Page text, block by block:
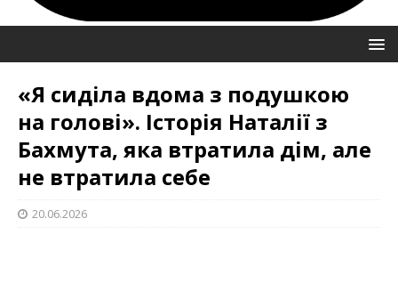
«Я сиділа вдома з подушкою
на голові». Історія Наталії з
Бахмута, яка втратила дім, але
не втратила себе
20.06.2026